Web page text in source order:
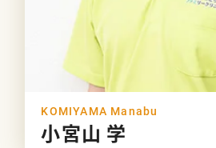
KOMIYAMA Manabu
小宮山 学